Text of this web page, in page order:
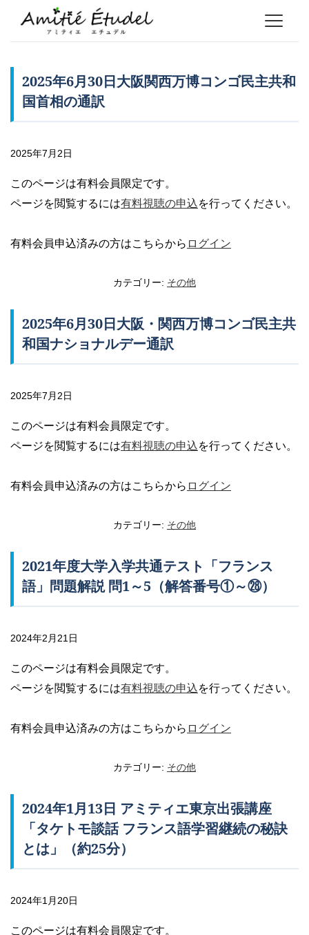
2025年6月30日大阪関西万博コンゴ民主共和
国首相の通訳
2025年7月2日
このページは有料会員限定です。
ページを閲覧するには有料視聴の申込を行ってください。
有料会員申込済みの方はこちらから ログイン
カテゴリー: その他
2025年6月30日大阪・関西万博コンゴ民主共
和国ナショナルデー通訳
2025年7月2日
このページは有料会員限定です。
ページを閲覧するには有料視聴の申込を行ってください。
有料会員申込済みの方はこちらから ログイン
カテゴリー: その他
2021年度大学入学共通テスト「フランス
語」問題解説 問1～5（解答番号①～㉘）
2024年2月21日
このページは有料会員限定です。
ページを閲覧するには有料視聴の申込を行ってください。
有料会員申込済みの方はこちらから ログイン
カテゴリー: その他
2024年1月13日 アミティエ東京出張講座
「タケトモ談話 フランス語学習継続の秘訣
とは」（約25分）
2024年1月20日
このページは有料会員限定です。